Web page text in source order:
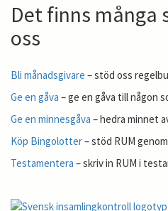
Det finns
oss
Bli månadsgivare – stöd oss
Ge en gåva – ge en gåva till någon
Ge en minnesgåva – hedra minnet
Köp Bingolotter– stöd RUM
Testamentera – skriv in RUM i